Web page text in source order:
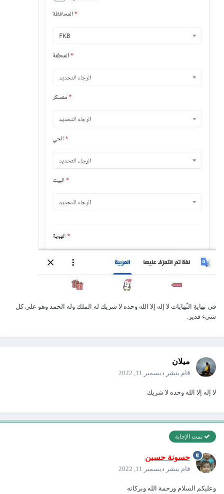
في نهايةِ النِّهايَات لا إله إلا الله وحده لا شريك له الملك وله الحمد وهو على كل
شيء قدير.
ميلان
قام بنشر ديسمبر 11, 2022
لا إله إلا الله وحده لا شريك
تمت الإجابة
حسونة حسين
قام بنشر ديسمبر 11, 2022
وعليكم السلام ورحمة الله وبركاته